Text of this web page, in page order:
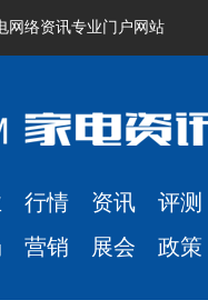
网络资讯专业门户网站
行情 资讯 评测
营销 展会 政策